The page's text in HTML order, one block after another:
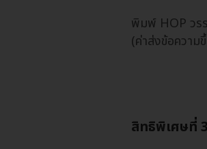
พิมพ์ HOP วร
(ค่าส่งข้อความ
สิทธิพิเศษที่